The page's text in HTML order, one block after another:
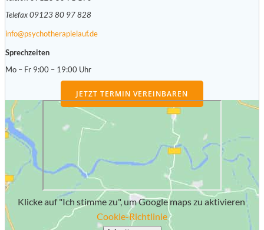
Telefax 09123 80 97 828
info@psychotherapielauf.de
Sprechzeiten
Mo – Fr 9:00 – 19:00 Uhr
JETZT TERMIN VEREINBAREN
Klicke auf "Ich stimme zu", um Google maps zu aktivieren
Cookie-Richtlinie